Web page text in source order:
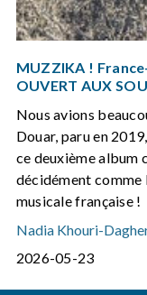
MUZZIKA !
OUVERT AUX
Nous avions
Douar, paru en
ce deuxième album
décidément comme
musicale française !
Nadia Khouri-
2026-05-23